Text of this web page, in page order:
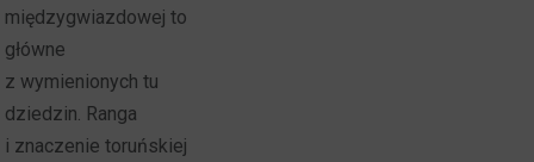
międzygwiazdowej to
główne
z wymienionych tu
dziedzin. Ranga
i znaczenie toruńskiej